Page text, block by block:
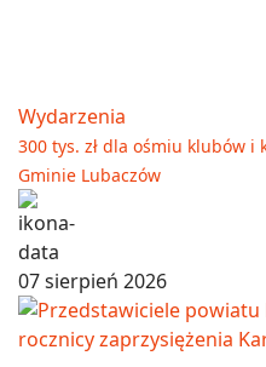
Wydarzenia
300 tys. zł dla ośmiu klubów
Gminie Lubaczów
07 sierpień 2026